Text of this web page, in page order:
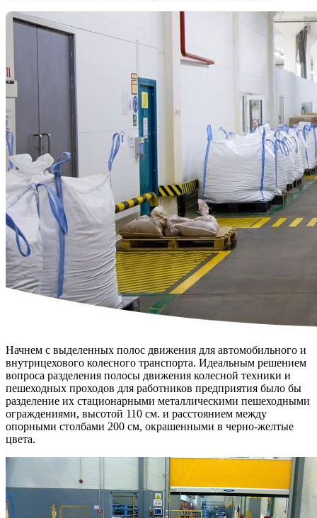
Начнем с выделенных полос движения для автомобильного и
внутрицехового колесного транспорта. Идеальным решением
вопроса разделения полосы движения колесной техники и
пешеходных проходов для работников предприятия было бы
разделение их стационарными металлическими пешеходными
ограждениями, высотой 110 см. и расстоянием между
опорными столбами 200 см, окрашенными в черно-желтые
цвета.